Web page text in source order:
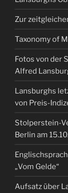
Zur
Taxonomy of
Fotos von der
Alfred
Lansburghs
von Preis-
Stolperstein-
Berlin am
„Vom Gelde“
Aufsatz über